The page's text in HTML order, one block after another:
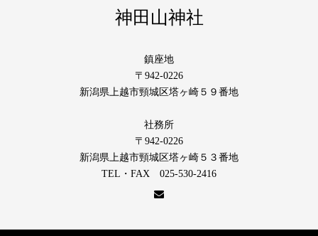
神田山神社
鎮座地
〒942-0226
新潟県上越市頸城区塔ヶ崎５９番地
社務所
〒942-0226
新潟県上越市頸城区塔ヶ崎５３番地
TEL・FAX 025-530-2416